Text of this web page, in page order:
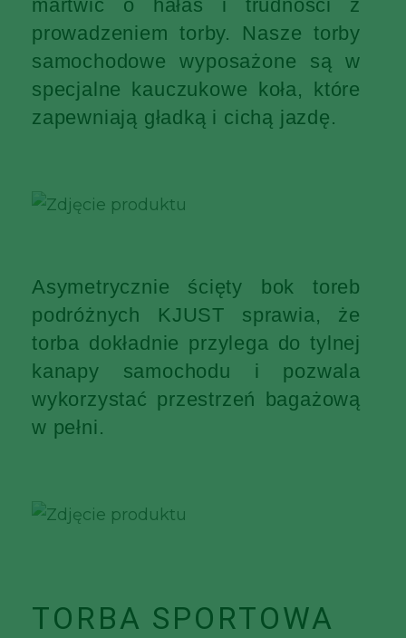
martwić o hałas i trudności z
prowadzeniem torby. Nasze torby
samochodowe wyposażone są w
specjalne kauczukowe koła, które
zapewniają gładką i cichą jazdę.
Asymetrycznie ścięty bok toreb
podróżnych KJUST sprawia, że
torba dokładnie przylega do tylnej
kanapy samochodu i pozwala
wykorzystać przestrzeń bagażową
w pełni.
TORBA SPORTOWA